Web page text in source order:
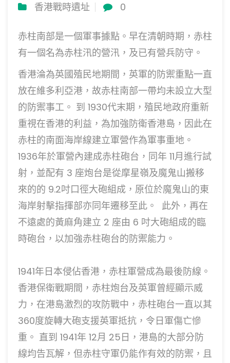
香港戰時遺址 0
赤柱南部是一個軍事據點。早在清朝時期，赤柱
有一個名為赤柱汛的營汛，及已有營兵防守。
香港淪為英國殖民地期間，英軍的防禦重點一直
放在維多利亞港，故赤柱南部一帶均未設立大型
的防禦事工。 到 1930代末期，殖民地政府重新
重視在香港的利益，為加強防衛香港島，因此在
赤柱的南面海岸線建立軍營作為軍事重地。
1936年於軍營內建成赤柱砲台，同年 11月進行試
射，並配有 3 座炮台是從摩星嶺及魔鬼山搬移
來的的 9.2吋口徑大砲組成，原位於魔鬼山的東
海岸射擊指揮部亦同年遷移至此。 此外，再在
不遠處的黃麻角建立 2 座由 6 吋大砲組成的臨
時砲台，以加強赤柱砲台的防禦能力。
1941年日本侵佔香港，赤柱軍營成為最後防線。
香港保衛戰期間，赤柱炮台及英軍曾經顯示威
力，在港島激烈的攻防戰中，赤柱砲台一直以其
360度旋轉大砲支援英軍抵抗，令日軍傷亡慘
重。 直到 1941年 12月 25日，港島的大部分防
線均告瓦解，但赤柱守軍仍能作有效的防禦，且